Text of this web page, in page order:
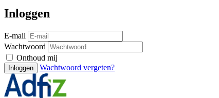
Inloggen
E-mail
Wachtwoord
Onthoud mij
Inloggen Wachtwoord vergeten?